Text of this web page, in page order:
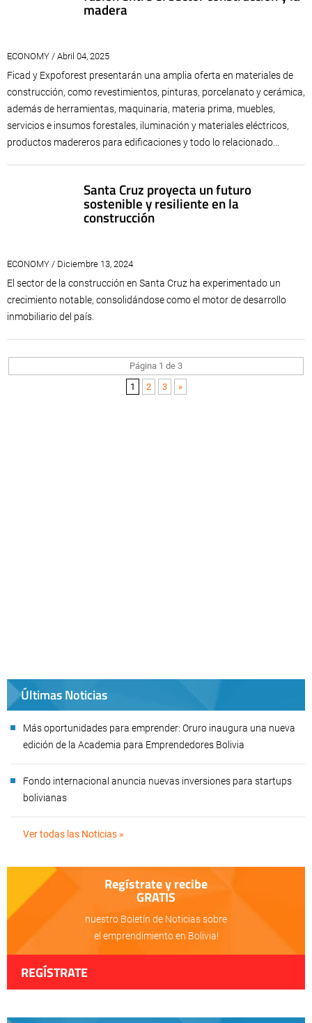
madera
ECONOMY / Abril 04, 2025
Ficad y Expoforest presentarán una amplia oferta en materiales de
construcción, como revestimientos, pinturas, porcelanato y cerámica,
además de herramientas, maquinaria, materia prima, muebles,
servicios e insumos forestales, iluminación y materiales eléctricos,
productos madereros para edificaciones y todo lo relacionado...
Santa Cruz proyecta un futuro
sostenible y resiliente en la
construcción
ECONOMY / Diciembre 13, 2024
El sector de la construcción en Santa Cruz ha experimentado un
crecimiento notable, consolidándose como el motor de desarrollo
inmobiliario del país.
Página 1 de 3
1
2 3 »
Últimas Noticias
Más oportunidades para emprender: Oruro inaugura una nueva
edición de la Academia para Emprendedores Bolivia
Fondo internacional anuncia nuevas inversiones para startups
bolivianas
Ver todas las Noticias »
Regístrate y recibe
GRATIS
nuestro Boletín de Noticias sobre
el emprendimiento en Bolivia!
REGÍSTRATE